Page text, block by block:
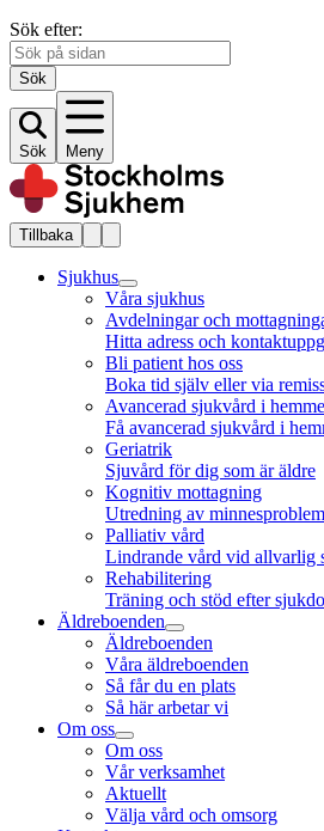
Sök efter:
Sök
Sök Meny
Tillbaka
Sjukhus
Våra sjukhus
Avdelningar och
Hitta adress och
Bli patient hos oss
Boka tid själv eller via
Avancerad sjukvård i
Få avancerad sjukvård i
Geriatrik
Sjuvård för dig som är äldre
Kognitiv mottagning
Utredning av minnesproblem
Palliativ vård
Lindrande vård vid allvarlig
Rehabilitering
Träning och stöd efter
Äldreboenden
Äldreboenden
Våra äldreboenden
Så får du en plats
Så här arbetar vi
Om oss
Om oss
Vår verksamhet
Aktuellt
Välja vård och omsorg